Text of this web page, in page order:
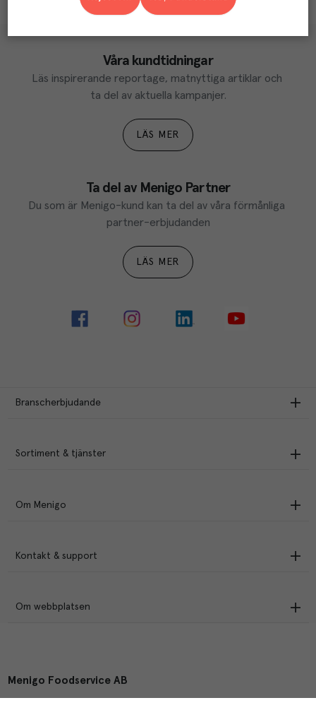
Våra kundtidningar
Läs inspirerande reportage, matnyttiga artiklar och
ta del av aktuella kampanjer.
LÄS MER
Ta del av Menigo Partner
Du som är Menigo-kund kan ta del av våra förmånliga
partner-erbjudanden
LÄS MER
Branscherbjudande
Sortiment & tjänster
Om Menigo
Kontakt & support
Om webbplatsen
Menigo Foodservice AB